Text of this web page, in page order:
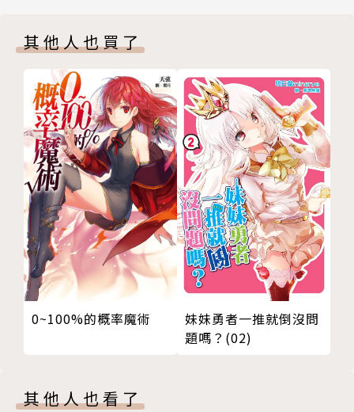
去死吧報稅
後記
版權頁
其他人也買了
0~100%的概率魔術
妹妹勇者一推就倒沒問
題嗎？(02)
其他人也看了